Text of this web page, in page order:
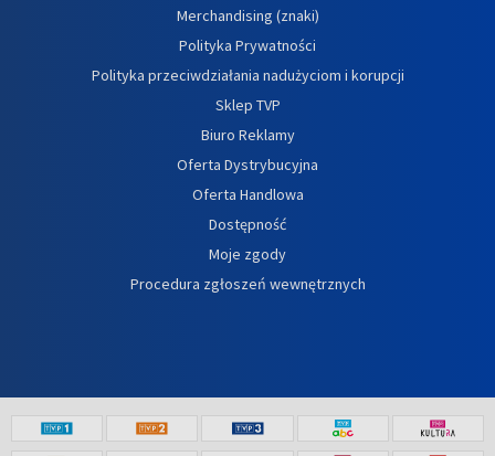
Merchandising (znaki)
Polityka Prywatności
Polityka przeciwdziałania nadużyciom i korupcji
Sklep TVP
Biuro Reklamy
Oferta Dystrybucyjna
Oferta Handlowa
Dostępność
Moje zgody
Procedura zgłoszeń wewnętrznych